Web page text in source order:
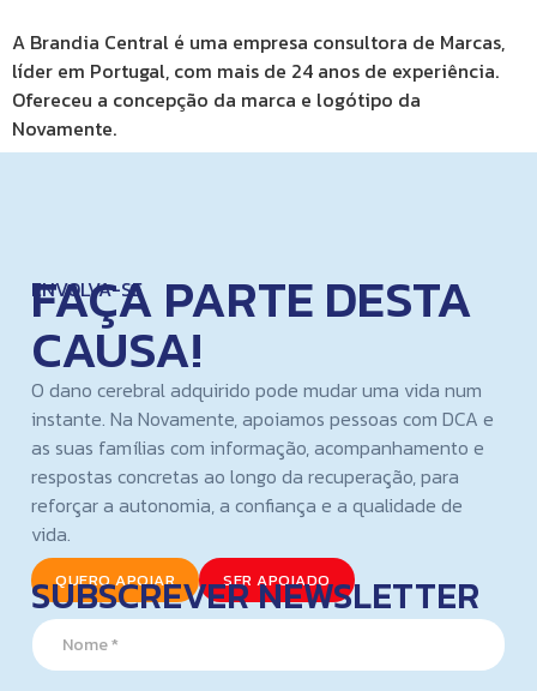
A Brandia Central é uma empresa consultora de Marcas,
líder em Portugal, com mais de 24 anos de experiência.
Ofereceu a concepção da marca e logótipo da
Novamente.
ENVOLVA-SE
FAÇA PARTE DESTA
CAUSA!
O dano cerebral adquirido pode mudar uma vida num
instante. Na Novamente, apoiamos pessoas com DCA e
as suas famílias com informação, acompanhamento e
respostas concretas ao longo da recuperação, para
reforçar a autonomia, a confiança e a qualidade de
vida.
QUERO APOIAR SER APOIADO
SUBSCREVER NEWSLETTER
N
a
m